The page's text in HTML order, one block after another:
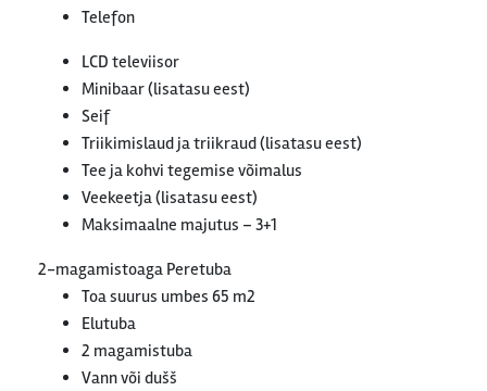
Telefon
LCD televiisor
Minibaar (lisatasu eest)
Seif
Triikimislaud ja triikraud (lisatasu eest)
Tee ja kohvi tegemise võimalus
Veekeetja (lisatasu eest)
Maksimaalne majutus – 3+1
2-magamistoaga Peretuba
Toa suurus umbes 65 m2
Elutuba
2 magamistuba
Vann või dušš